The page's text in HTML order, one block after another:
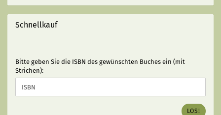
Schnellkauf
BITTE
GEBEN
SIE
DIE
ISBN
Bitte geben Sie die ISBN des gewünschten Buches ein (mit
Strichen):
LOS!